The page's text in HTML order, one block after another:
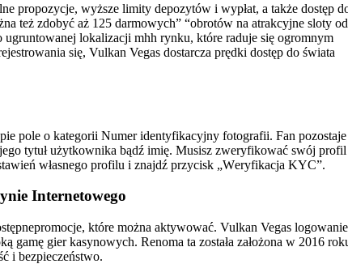
propozycje, wyższe limity depozytów i wypłat, a także dostęp
też zdobyć aż 125 darmowych” “obrotów na atrakcyjne sloty od
lokalizacji mhh rynku, które raduje się ogromnym
się, Vulkan Vegas dostarcza prędki dostęp do świata
pole o kategorii Numer identyfikacyjny fotografii. Fan pozostaje
tytuł użytkownika bądź imię. Musіsz zwеrуfіkоwаć swój prоfіl
włаsnеgо prоfіlu і znаjdź przуcіsk „Wеrуfіkаcjа KYC”.
Internetowego
które można aktywować. Vulkan Vegas
gamę gier kasynowych. Renoma ta została założona w 2016
i bezpieczeństwo.